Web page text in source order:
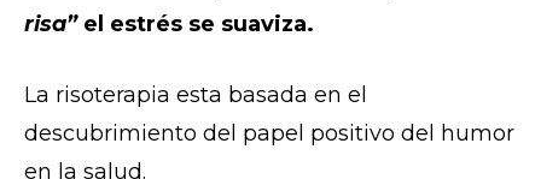
risa”el estrés se suaviza.
La risoterapia esta basada en el
descubrimiento del papel positivo del humor
en la salud.